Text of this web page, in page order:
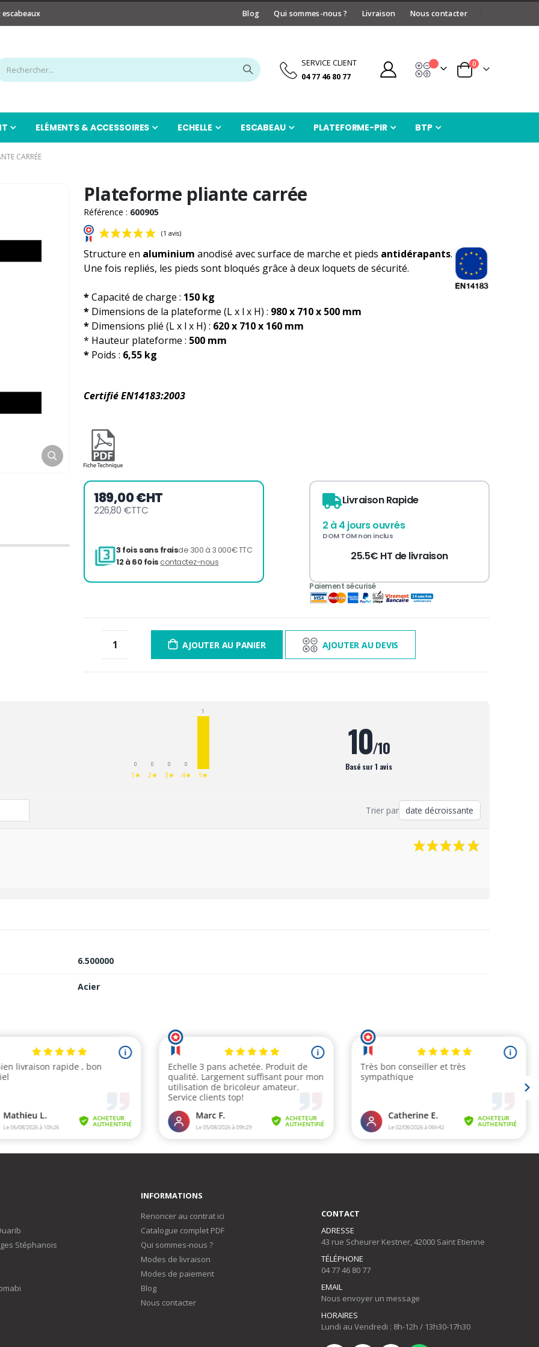
Blog Qui sommes-nous ? Livraison Nous contacter
SERVICE CLIENT
04 77 46 80 77
Panier
0articles
Devis
ELÉMENTS & ACCESSOIRES ECHELLE ESCABEAU PLATEFORME-PIR BTP
CARRÉE
Plateforme pliante carrée
Référence : 600905
(1 avis)
Structure en aluminium anodisé avec surface de marche et pieds antidérapants.
Une fois repliés, les pieds sont bloqués grâce à deux loquets de sécurité.
*Capacité de charge : 150 kg
* Dimensions de la plateforme (L x l x H) : 980 x 710 x 500 mm
* Dimensions plié (L x l x H) : 620 x 710 x 160 mm
* Hauteur plateforme : 500 mm
* Poids : 6,55 kg
Certifié EN14183:2003
189,00 €HT
226,80 €TTC
Livraison Rapide
2 à 4 jours ouvrés
DOM TOM non inclus
25.5€ HT de livraison
AJOUTER AU PANIER AJOUTER AU DEVIS
0
1★
0
2★
0
3★
0
4★
1
5★
10/10
Basé sur 1 avis
Trier par
6.500000
Acier
Stéphanois
INFORMATIONS
Renoncer au contrat ici
Catalogue complet PDF
Qui sommes-nous ?
Modes de livraison
Modes de paiement
Blog
Nous contacter
CONTACT
ADRESSE
43 rue Scheurer Kestner, 42000 Saint Etienne
TÉLÉPHONE
04 77 46 80 77
EMAIL
Nous envoyer un message
HORAIRES
Lundi au Vendredi : 8h-12h / 13h30-17h30